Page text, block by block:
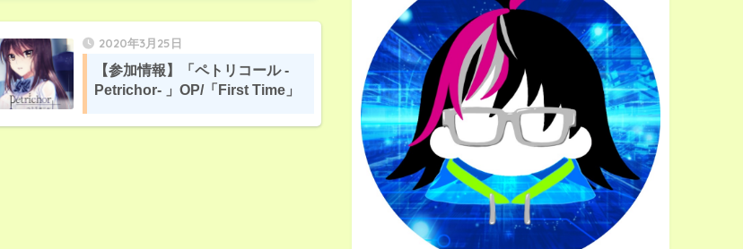
2020年3月25日
【参加情報】「ペトリコール -
Petrichor- 」OP/「First Time」